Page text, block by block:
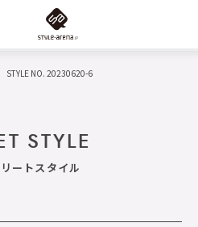
STYLE NO. 20230620-6
STYLE
ートスタイル